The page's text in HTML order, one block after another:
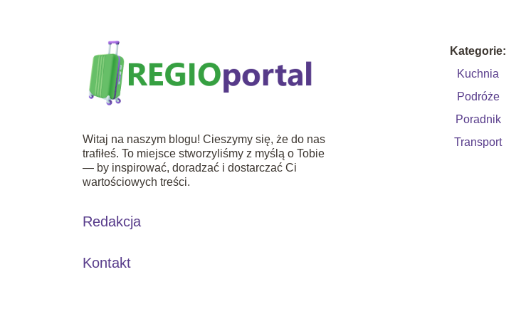
Witaj na naszym blogu! Cieszymy się, że do nas
trafiłeś. To miejsce stworzyliśmy z myślą o Tobie
— by inspirować, doradzać i dostarczać Ci
wartościowych treści.
Redakcja
Kontakt
Kategorie:
Kuchnia
Podróże
Poradnik
Transport